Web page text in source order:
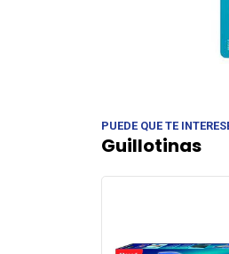
PUEDE QUE TE
Guillotinas